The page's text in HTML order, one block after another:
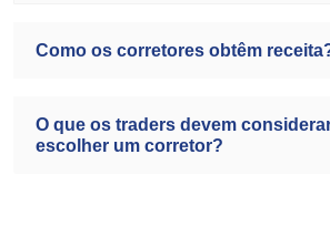
Como os corretores obtêm
O que os traders devem
escolher um corretor?